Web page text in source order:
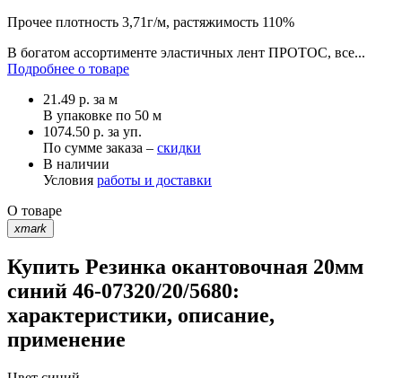
Прочее плотность 3,71г/м, растяжимость 110%
В богатом ассортименте эластичных лент ПРОТОС, все...
Подробнее о товаре
21.49 р. за м
В упаковке по 50 м
1074.50 р. за уп.
По сумме заказа – скидки
В наличии
Условия работы и доставки
О товаре
xmark
Купить Резинка окантовочная 20мм
синий 46-07320/20/5680:
характеристики, описание,
применение